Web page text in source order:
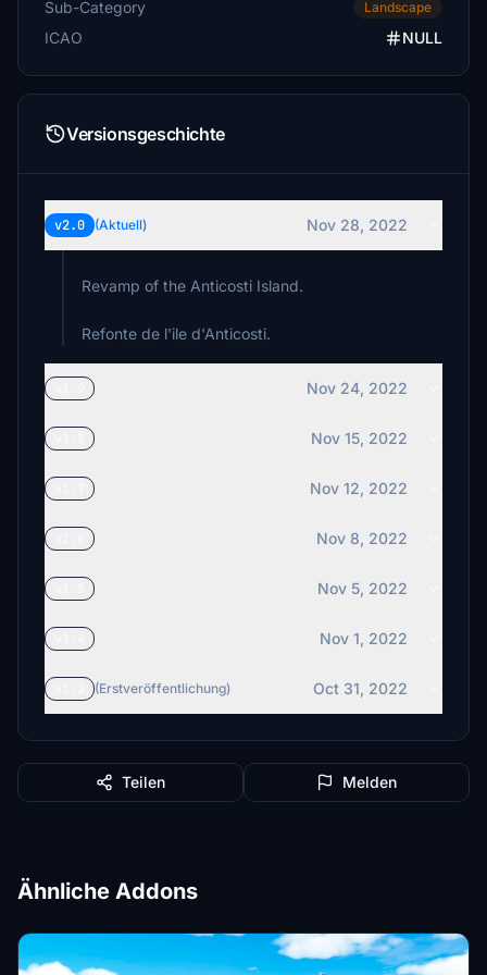
Sub-Category Landscape
ICAO NULL
Versionsgeschichte
v2.0 (Aktuell) Nov 28, 2022
Revamp of the Anticosti Island.
Refonte de l'ile d'Anticosti.
Nov 24, 2022
Nov 15, 2022
Nov 12, 2022
Nov 8, 2022
Nov 5, 2022
Nov 1, 2022
(Erstveröffentlichung) Oct 31, 2022
Teilen Melden
Ähnliche Addons